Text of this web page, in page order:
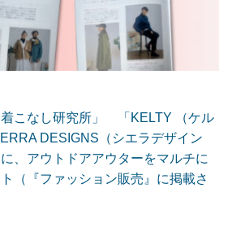
こなし研究所」 「KELTY （ケル
DESIGNS（シエラデザイン
、アウトドアアウターをマルチに
（『ファッション販売』に掲載さ